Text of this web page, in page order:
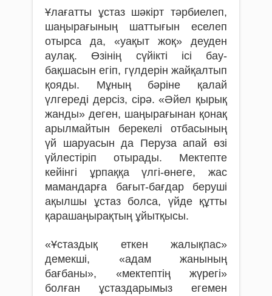
Ұлағатты ұстаз шәкірт тәрбиелеп,
шаңырағының шаттығын еселеп
отырса да, «уақыт жоқ» деуден
аулақ. Өзінің сүйікті ісі бау-
бақшасын егіп, гүлдерін жайқалтып
қояды. Мұның бәріне қалай
үлгереді дерсіз, сірә. «Әйел қырық
жанды» деген, шаңырағынан қонақ
арылмайтын берекелі отбасының
үй шаруасын да Перуза апай өзі
үйлестіріп отырады. Мектепте
кейінгі ұрпаққа үлгі-өнеге, жас
мамандарға бағыт-бағдар беруші
ақылшы ұстаз болса, үйде құтты
қарашаңырақтың ұйытқысы.
«Ұстаздық еткен жалықпас»
демекші, «адам жанының
бағбаны», «мектептің жүрегі»
болған ұстаздарымыз егемен